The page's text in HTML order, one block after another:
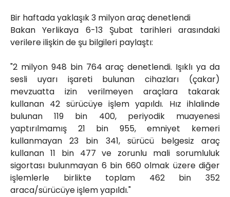
Bir haftada yaklaşık 3 milyon araç denetlendi
Bakan Yerlikaya 6-13 Şubat tarihleri arasındaki
verilere ilişkin de şu bilgileri paylaştı:
"2 milyon 948 bin 764 araç denetlendi. Işıklı ya da
sesli uyarı işareti bulunan cihazları (çakar)
mevzuatta izin verilmeyen araçlara takarak
kullanan 42 sürücüye işlem yapıldı. Hız ihlalinde
bulunan 119 bin 400, periyodik muayenesi
yaptırılmamış 21 bin 955, emniyet kemeri
kullanmayan 23 bin 341, sürücü belgesiz araç
kullanan 11 bin 477 ve zorunlu mali sorumluluk
sigortası bulunmayan 6 bin 660 olmak üzere diğer
işlemlerle birlikte toplam 462 bin 352
araca/sürücüye işlem yapıldı."